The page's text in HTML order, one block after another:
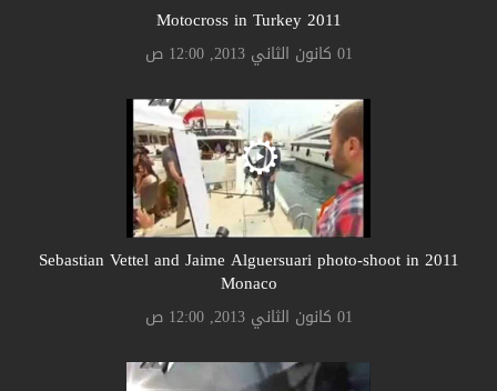
2011 Motocross in Turkey
01 كانون الثاني 2013, 12:00 ص
2011 Sebastian Vettel and Jaime Alguersuari photo-shoot in
Monaco
01 كانون الثاني 2013, 12:00 ص